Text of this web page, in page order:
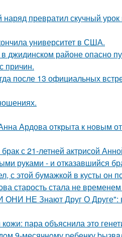
превратил скучный урок
университет в США.
джидинском районе опасно
причин.
после 13 официальных
Ардова открыта к новым
с 21-летней актрисой
руками - и отказавшийся
с этой бумажкой в кусты он
старость стала не
ОНИ НЕ Знают Друг О Друге":
пара объяснила это